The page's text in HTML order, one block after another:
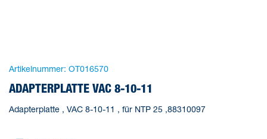
Artikelnummer: OT016570
ADAPTERPLATTE VAC 8-10-11
Adapterplatte , VAC 8-10-11 , für NTP 25 ,88310097